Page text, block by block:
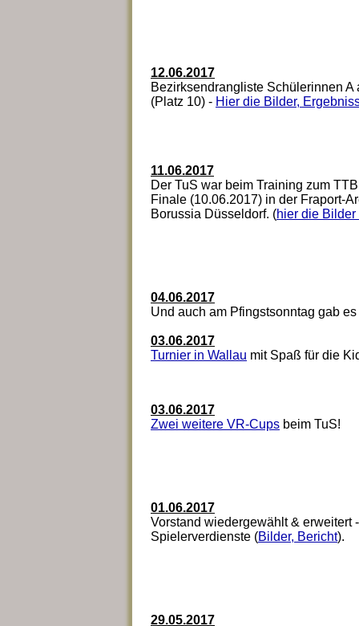
12.06.2017
Bezirksendrangliste Schülerinnen
(Platz 10) - Hier die Bilder,
11.06.2017
Der TuS war beim Training zum
Finale (10.06.2017) in der Fraport-
Borussia Düsseldorf. (hier die
04.06.2017
Und auch am Pfingstsonntag gab
03.06.2017
Turnier in Wallau mit Spaß für die
03.06.2017
Zwei weitere VR-Cups beim TuS!
01.06.2017
Vorstand wiedergewählt & erweitert
Spielerverdienste (Bilder, Bericht).
29.05.2017